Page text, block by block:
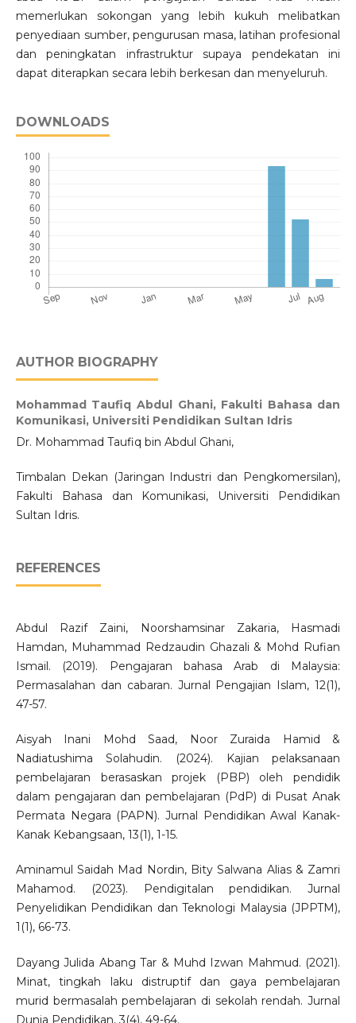
memerlukan sokongan yang lebih kukuh melibatkan
penyediaan sumber, pengurusan masa, latihan profesional
dan peningkatan infrastruktur supaya pendekatan ini
dapat diterapkan secara lebih berkesan dan menyeluruh.
DOWNLOADS
AUTHOR BIOGRAPHY
Mohammad Taufiq Abdul Ghani, Fakulti Bahasa dan
Komunikasi, Universiti Pendidikan Sultan Idris
Dr. Mohammad Taufiq bin Abdul Ghani,
Timbalan Dekan (Jaringan Industri dan Pengkomersilan),
Fakulti Bahasa dan Komunikasi, Universiti Pendidikan
Sultan Idris.
REFERENCES
Abdul Razif Zaini, Noorshamsinar Zakaria, Hasmadi
Hamdan, Muhammad Redzaudin Ghazali & Mohd Rufian
Ismail. (2019). Pengajaran bahasa Arab di Malaysia:
Permasalahan dan cabaran. Jurnal Pengajian Islam, 12(1),
47-57.
Aisyah Inani Mohd Saad, Noor Zuraida Hamid &
Nadiatushima Solahudin. (2024). Kajian pelaksanaan
pembelajaran berasaskan projek (PBP) oleh pendidik
dalam pengajaran dan pembelajaran (PdP) di Pusat Anak
Permata Negara (PAPN). Jurnal Pendidikan Awal Kanak-
Kanak Kebangsaan, 13(1), 1-15.
Aminamul Saidah Mad Nordin, Bity Salwana Alias & Zamri
Mahamod. (2023). Pendigitalan pendidikan. Jurnal
Penyelidikan Pendidikan dan Teknologi Malaysia (JPPTM),
1(1), 66-73.
Dayang Julida Abang Tar & Muhd Izwan Mahmud. (2021).
Minat, tingkah laku distruptif dan gaya pembelajaran
murid bermasalah pembelajaran di sekolah rendah. Jurnal
Dunia Pendidikan, 3(4), 49-64.